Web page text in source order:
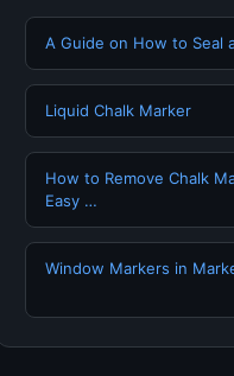
A Guide on How to Seal
Liquid Chalk Marker
How to Remove Chalk
Easy …
Window Markers in